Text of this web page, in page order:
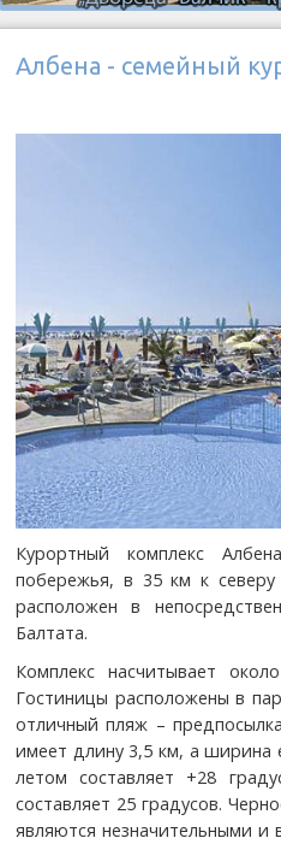
Албена - семейный
Курортный комплекс
побережья, в 35 км к
расположен в
Балтата.
Комплекс насчитывает
Гостиницы расположены в
отличный пляж –
имеет длину 3,5 км, а ширина
летом составляет +28
составляет 25 градусов.
являются незначительными и